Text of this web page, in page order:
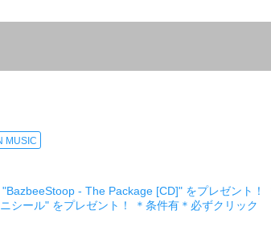
MUSIC
- The Package [CD]" をプレゼント！
シール" をプレゼント！ ＊条件有＊必ずクリック